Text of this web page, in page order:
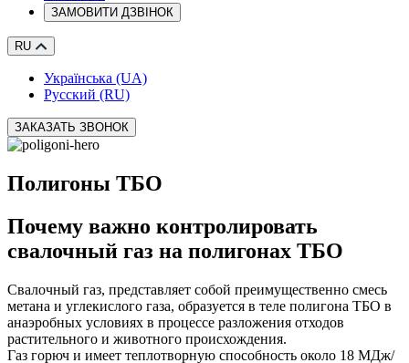
ЗАМОВИТИ ДЗВІНОК
RU
Українська (UA)
Русский (RU)
ЗАКАЗАТЬ ЗВОНОК
Полигоны ТБО
Почему важно контролировать
свалочный газ на полигонах ТБО
Cвалочный газ, представляет собой преимущественно смесь
метана и углекислого газа, образуется в теле полигона ТБО в
анаэробных условиях в процессе разложения отходов
растительного и животного происхождения.
Газ горюч и имеет теплотворную способность около 18 МДж/